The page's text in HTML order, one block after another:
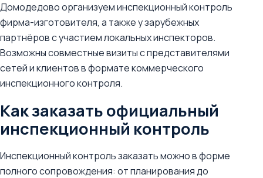
Домодедово организуем инспекционный контроль
фирма-изготовителя, а также у зарубежных
партнёров с участием локальных инспекторов.
Возможны совместные визиты с представителями
сетей и клиентов в формате коммерческого
инспекционного контроля.
Как заказать официальный
инспекционный контроль
Инспекционный контроль заказать можно в форме
полного сопровождения: от планирования до